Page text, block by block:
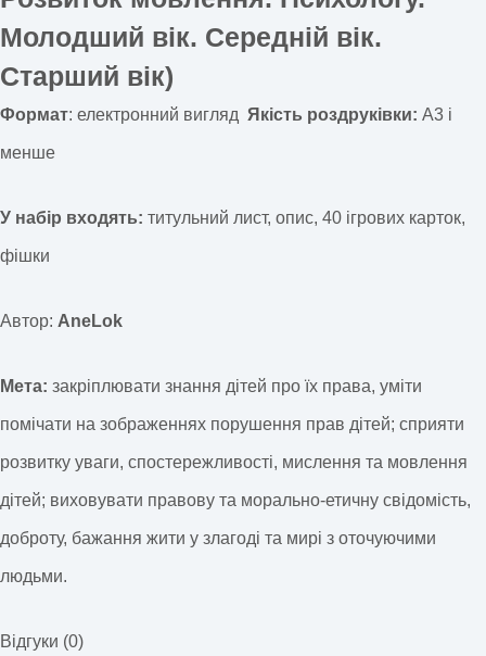
Молодший вік. Середній вік.
Старший вік)
Формат: електронний вигляд Якість роздруківки: А3 і
менше
У набір входять: титульний лист, опис, 40 ігрових карток,
фішки
Автор: AneLok
Мета: закріплювати знання дітей про їх права, уміти
помічати на зображеннях порушення прав дітей; сприяти
розвитку уваги, спостережливості, мислення та мовлення
дітей; виховувати правову та морально-етичну свідомість,
доброту, бажання жити у злагоді та мирі з оточуючими
людьми.
Відгуки (0)